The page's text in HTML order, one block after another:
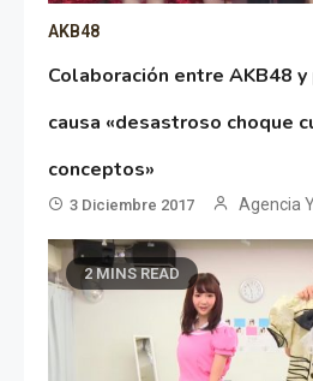
AKB48
Colaboración entre AKB48
causa «desastroso choque
conceptos»
3 Diciembre 2017 Agencia
2 MINS READ